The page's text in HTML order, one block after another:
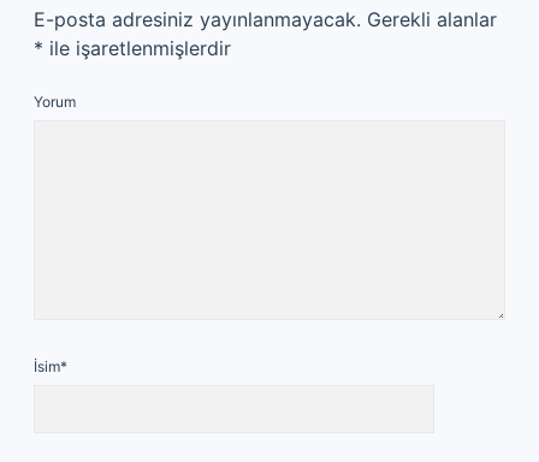
E-posta adresiniz yayınlanmayacak. Gerekli alanlar
* ile işaretlenmişlerdir
Yorum
İsim*